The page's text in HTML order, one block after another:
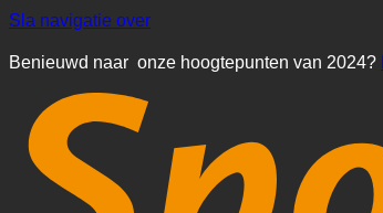
Sla navigatie over
Benieuwd naar onze hoogtepunten van 2024?